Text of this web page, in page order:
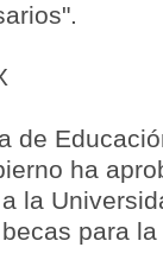
de
ha
la
para